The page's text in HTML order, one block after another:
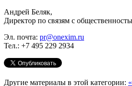
Андрей Беляк,
Директор по связям с
Эл. почта: pr@onexim.ru
Тел.: +7 495 229 2934
Другие материалы в этой категории: